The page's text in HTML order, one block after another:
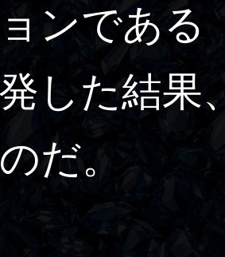
ンである
した結果
のだ。